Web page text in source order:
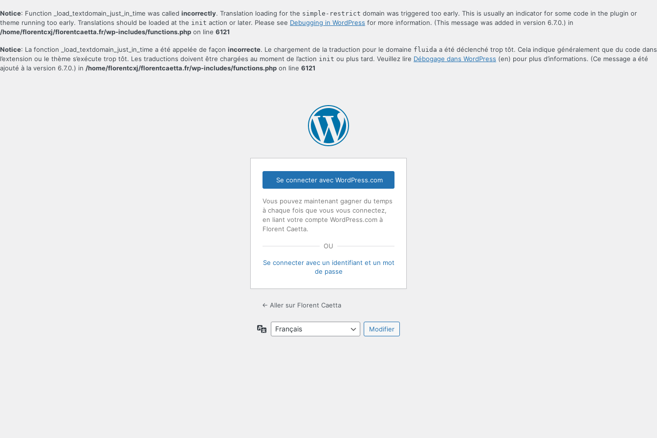
Notice: Function _load_textdomain_just_in_time was called incorrectly. Translation loading for the simple-restrict domain was triggered too early. This is usually an indicator for some code in the plugin or
theme running too early. Translations should be loaded at the init action or later. Please see Debugging in WordPress for more information. (This message was added in version 6.7.0.) in
/home/florentcxj/florentcaetta.fr/wp-includes/functions.php on line 6121
Notice: La fonction _load_textdomain_just_in_time a été appelée de façon incorrecte. Le chargement de la traduction pour le domaine fluida a été déclenché trop tôt. Cela indique généralement que du code dans
l’extension ou le thème s’exécute trop tôt. Les traductions doivent être chargées au moment de l’action init ou plus tard. Veuillez lire Débogage dans WordPress (en) pour plus d’informations. (Ce message a été
ajouté à la version 6.7.0.) in /home/florentcxj/florentcaetta.fr/wp-includes/functions.php on line 6121
Se connecter avec WordPress.com
Vous pouvez maintenant gagner du temps
à chaque fois que vous vous connectez,
en liant votre compte WordPress.com à
Florent Caetta.
OU
Se connecter avec un identifiant et un mot
de passe
← Aller sur Florent Caetta
Langue